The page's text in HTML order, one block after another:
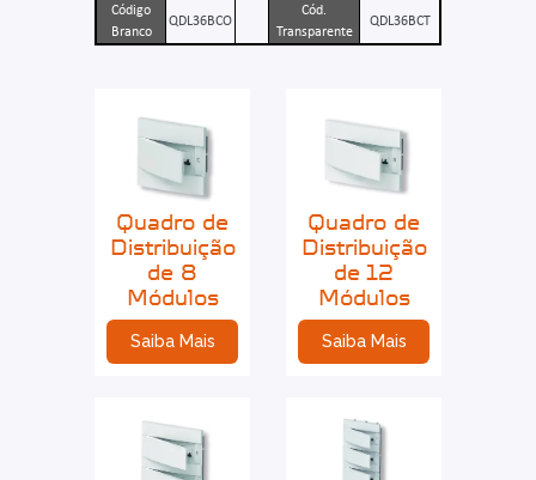
Código
Branco
QDL36BCO
Cód.
Transparente
QDL36BCT
Quadro de
Distribuição
de 8
Módulos
Saiba Mais
Quadro de
Distribuição
de 12
Módulos
Saiba Mais